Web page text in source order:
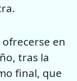
ofrecerse en
tras la
final, que